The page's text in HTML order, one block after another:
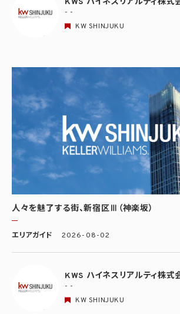
KWS ハイネスリアルティ株式
- -
KW SHINJUKU
人々を魅了する街、新宿区Ⅲ（神楽坂）
エリアガイド 2026-08-02
KWS ハイネスリアルティ株式
- -
KW SHINJUKU